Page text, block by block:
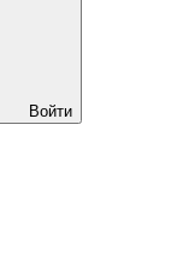
Войти